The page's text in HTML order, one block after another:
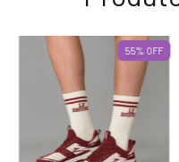
55% OFF